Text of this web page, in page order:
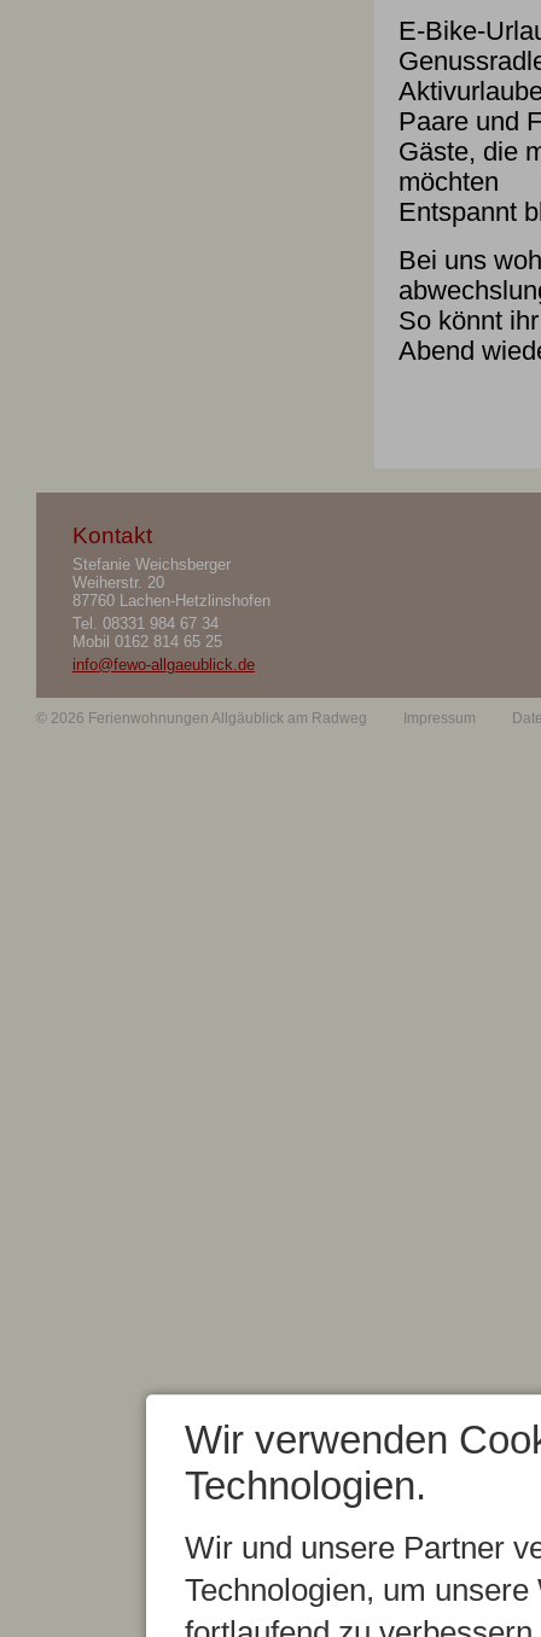
E-Bike-
Paare und
Gäste, die
möchten
Entspannt
Bei uns
So könnt
Abend
Kontakt
Stefanie Weichsberger
Weiherstr. 20
87760 Lachen-Hetzlinshofen
Tel. 08331 984 67 34
Mobil 0162 814 65 25
info@fewo-allgaeublick.de
© 2026 Ferienwohnungen Allgäublick am Radweg Impressum
Wir verwenden
Technologien.
Wir und unsere Partner
Technologien, um